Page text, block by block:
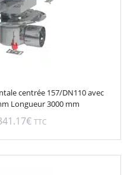
centrée 157/DN110 avec
Longueur 3000 mm
€ TTC